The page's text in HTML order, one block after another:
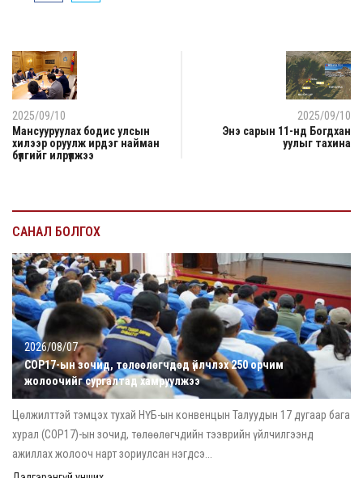
2025/09/10
Мансууруулах бодис улсын
хилээр оруулж ирдэг найман
бүлгийг илрүүлжээ
2025/09/10
Энэ сарын 11-нд Богдхан
уулыг тахина
САНАЛ БОЛГОХ
2026/08/07
COP17-ын зочид, төлөөлөгчдөд үйлчлэх 250 орчим
жолоочийг сургалтад хамруулжээ
Цөлжилттэй тэмцэх тухай НҮБ-ын конвенцын Талуудын 17 дугаар бага
хурал (COP17)-ын зочид, төлөөлөгчдийн тээврийн үйлчилгээнд
ажиллах жолооч нарт зориулсан нэгдсэ...